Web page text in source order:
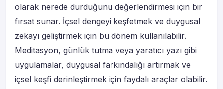
olarak nerede durduğunu değerlendirmesi için bir
fırsat sunar. İçsel dengeyi keşfetmek ve duygusal
zekayı geliştirmek için bu dönem kullanılabilir.
Meditasyon, günlük tutma veya yaratıcı yazı gibi
uygulamalar, duygusal farkındalığı artırmak ve
içsel keşfi derinleştirmek için faydalı araçlar olabilir.